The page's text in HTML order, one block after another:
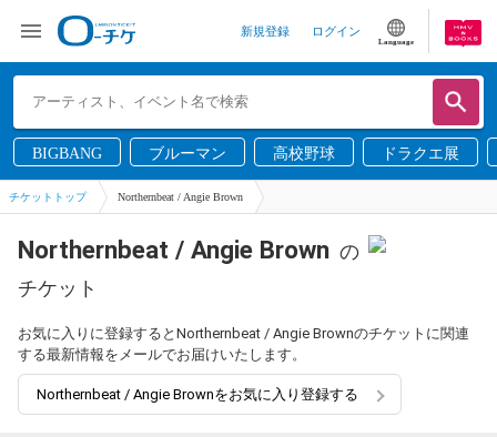
新規登録 ログイン
Language
BIGBANG ブルーマン 高校野球 ドラクエ展
チケットトップ Northernbeat / Angie Brown
Northernbeat / Angie Brown の
チケット
お気に入りに登録するとNorthernbeat / Angie Brownのチケットに関連
する最新情報をメールでお届けいたします。
Northernbeat / Angie Brownをお気に入り登録する